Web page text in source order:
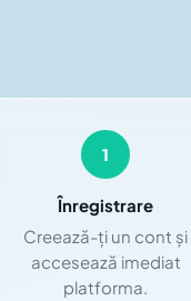
1
Înregistrare
Creează-ți un cont și
accesează imediat
platforma.